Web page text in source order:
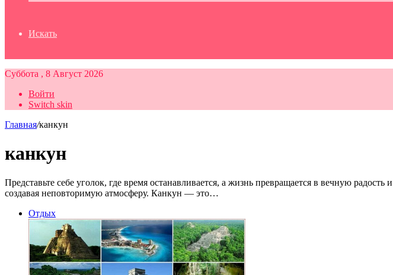
Искать
Суббота , 8 Август 2026
Войти
Switch skin
Главная/канкун
канкун
Представьте себе уголок, где время останавливается, а жизнь превращается в вечную
создавая неповторимую атмосферу. Канкун — это…
Отдых